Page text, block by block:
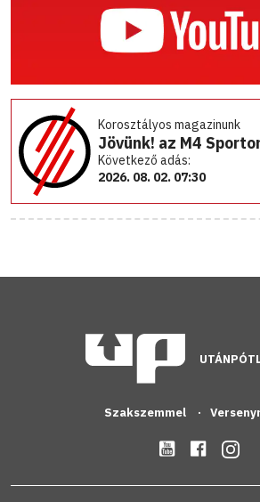
Korosztályos magazinunk
Jövünk! az M4
Következő adás:
2026. 08. 02. 07:30
Szakszemmel